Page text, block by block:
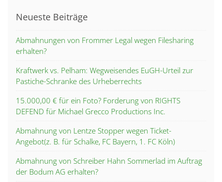
Neueste Beiträge
Abmahnungen von Frommer Legal wegen Filesharing
erhalten?
Kraftwerk vs. Pelham: Wegweisendes EuGH-Urteil zur
Pastiche-Schranke des Urheberrechts
15.000,00 € für ein Foto? Forderung von RIGHTS
DEFEND für Michael Grecco Productions Inc.
Abmahnung von Lentze Stopper wegen Ticket-
Angebot(z. B. für Schalke, FC Bayern, 1. FC Köln)
Abmahnung von Schreiber Hahn Sommerlad im Auftrag
der Bodum AG erhalten?